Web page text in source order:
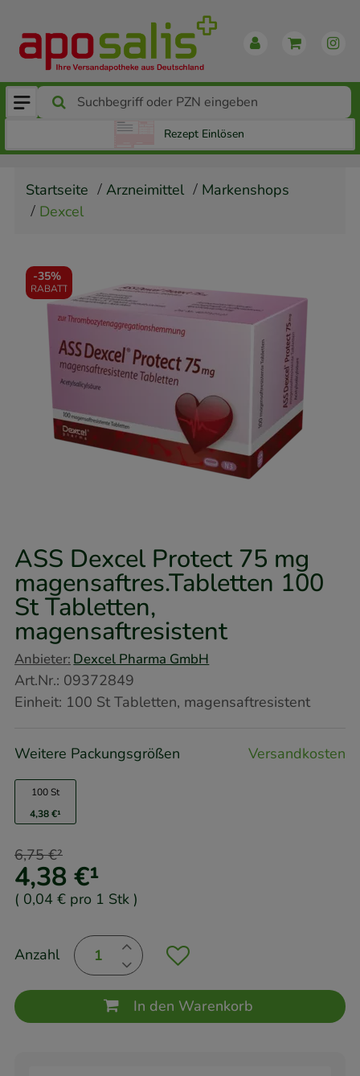
Rezept Einlösen
Startseite Arzneimittel
Markenshops
Dexcel
-35%
RABATT
ASS Dexcel Protect 75 mg
magensaftres.Tabletten 100
StTabletten,
magensaftresistent
Anbieter: Dexcel Pharma GmbH
Art.Nr.: 09372849
Einheit: 100 StTabletten, magensaftresistent
Weitere Packungsgrößen Versandkosten
100 St
4,38 €¹
4,38 €¹
6,75 €²
( 0,04 € pro 1 Stk )
Anzahl
In den Warenkorb